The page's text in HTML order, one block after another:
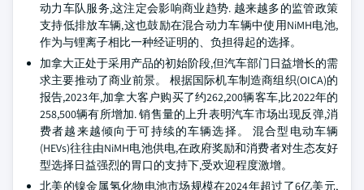
动力车队服务,这注定会影响商业趋势. 越来越多的监管政策
支持低排放车辆,这也鼓励在混合动力车辆中使用NiMH电池,
作为与锂离子相比一种经证明的、负担得起的选择。
加拿大正处于采用产品的初始阶段,但汽车部门日益增长的需
求主要推动了商业前景。 根据国际机车制造商组织(OICA)的
报告,2023年,加拿大客户购买了约262,200辆客车,比2022年的
258,500辆有所增加. 销售量的上升表明汽车市场出现反弹,消
费者越来越倾向于可持续的车辆选择。 混合型电动车辆
(HEVs)往往由NiMH电池供电,在政府奖励和消费者对生态友好
型选择日益强烈的胃口的支持下,受欢迎程度激增。
北美的镍金属氢化物电池市场规模在2024年超过了6亿美元,